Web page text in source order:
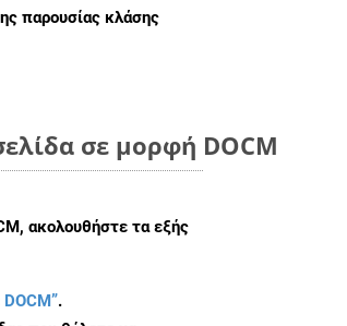
παρουσίας κλάσης
σε μορφή DOCM
ακολουθήστε τα εξής
DOCM”.